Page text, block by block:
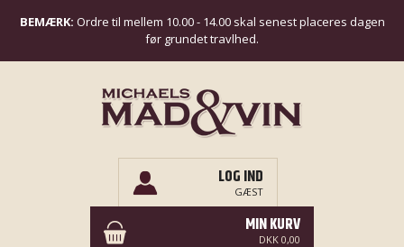
BEMÆRK: Ordre til mellem 10.00 - 14.00 skal senest placeres dagen
før grundet travlhed.
LOG IND
GÆST
MIN KURV
DKK 0,00